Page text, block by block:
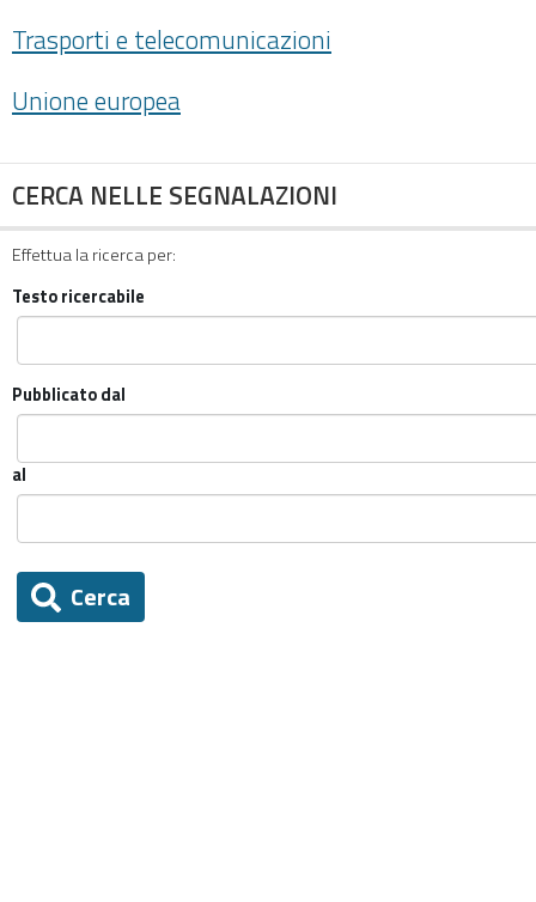
Trasporti e telecomunicazioni
Unione europea
CERCA NELLE SEGNALAZIONI
Effettua la ricerca per:
Testo ricercabile
Pubblicato dal
al